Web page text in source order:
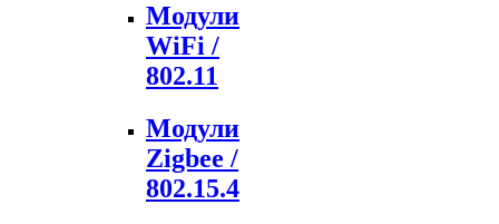
Модули
WiFi /
802.11
Модули
Zigbee /
802.15.4